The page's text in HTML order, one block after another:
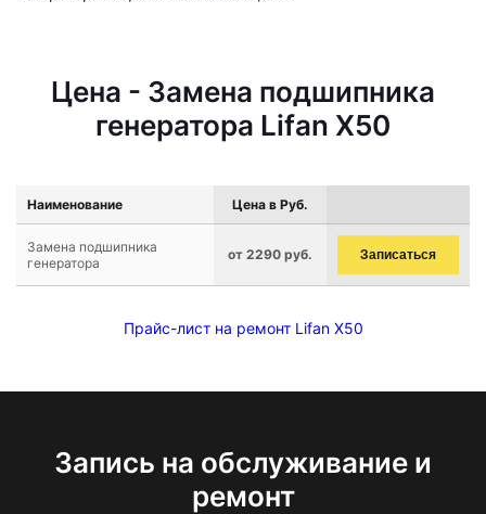
Цена - Замена подшипника
генератора Lifan X50
Наименование Цена в Руб.
Замена подшипника
генератора
от 2290 руб. Записаться
Прайс-лист на ремонт Lifan X50
Запись на обслуживание и
ремонт